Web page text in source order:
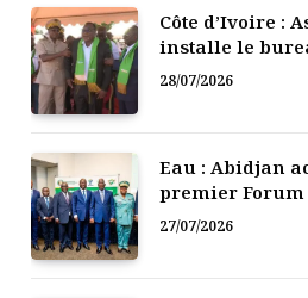
Côte d’Ivoire :
installe le
mutuelle de
28/07/2026
Eau : Abidjan
premier Forum
l’Afrique de
27/07/2026